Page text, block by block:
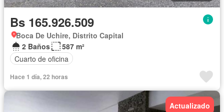
Bs 165.926.509
Boca De Uchire, Distrito Capital
2 Baños
587 m²
Cuarto de oficina
Hace 1 día, 22 horas
Actualizado